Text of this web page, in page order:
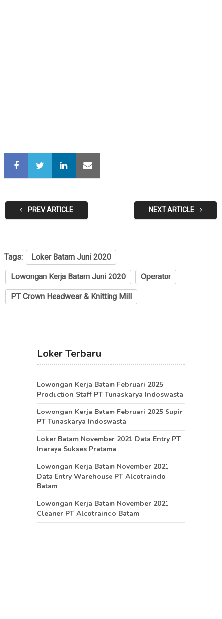
PREV ARTICLE NEXT ARTICLE
Tags: Loker Batam Juni 2020
Lowongan Kerja Batam Juni 2020 Operator
PT Crown Headwear & Knitting Mill
Loker Terbaru
Lowongan Kerja Batam Februari 2025
Production Staff PT Tunaskarya Indoswasta
Lowongan Kerja Batam Februari 2025 Supir
PT Tunaskarya Indoswasta
Loker Batam November 2021 Data Entry PT
Inaraya Sukses Pratama
Lowongan Kerja Batam November 2021
Data Entry Warehouse PT Alcotraindo
Batam
Lowongan Kerja Batam November 2021
Cleaner PT Alcotraindo Batam